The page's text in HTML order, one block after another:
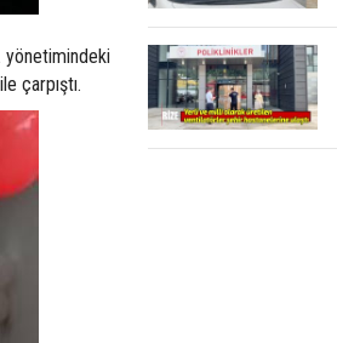
yönetimindeki
çarpıştı.